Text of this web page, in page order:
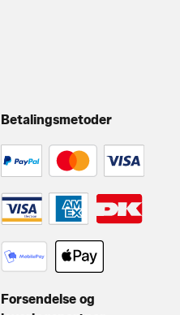
Betalingsmetoder
Forsendelse og